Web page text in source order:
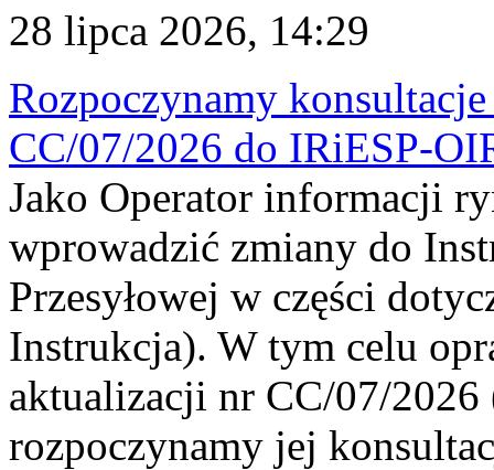
28 lipca 2026, 14:29
Rozpoczynamy
CC/07/2026 do IRiESP-
Jako Operator informacji
wprowadzić zmiany do
Przesyłowej w części
Instrukcja). W tym celu
aktualizacji nr CC/07/
rozpoczynamy jej